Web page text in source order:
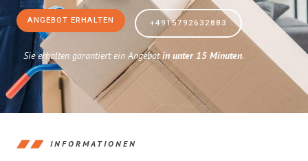
ANGEBOT ERHALTEN +4915792632883
Sie erhalten garantiert ein Angebotin unter 15 Minuten.
INFORMATIONEN